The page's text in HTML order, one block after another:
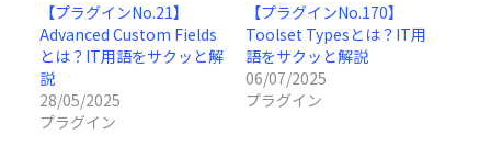
【プラグインNo.21】
Advanced Custom Fields
とは？IT用語をサクッと解
説
28/05/2025
プラグイン
【プラグインNo.170】
Toolset Typesとは？IT用
語をサクッと解説
06/07/2025
プラグイン